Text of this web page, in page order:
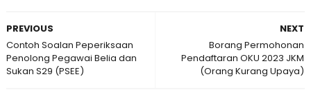
NEXT
Borang Permohonan
Pendaftaran OKU 2023 JKM
(Orang Kurang Upaya)
PREVIOUS
Contoh Soalan Peperiksaan
Penolong Pegawai Belia dan
Sukan S29 (PSEE)